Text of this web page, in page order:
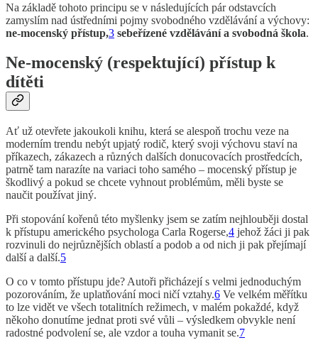
Na základě tohoto principu se v následujících pár odstavcích
zamyslím nad ústředními pojmy svobodného vzdělávání a výchovy:
ne-mocenský přístup,3 sebeřízené vzdělávání a svobodná škola.
Ne-mocenský (respektující) přístup k
dítěti
Ať už otevřete jakoukoli knihu, která se alespoň trochu veze na
moderním trendu nebýt upjatý rodič, který svoji výchovu staví na
příkazech, zákazech a různých dalších donucovacích prostředcích,
patrně tam narazíte na variaci toho samého – mocenský přístup je
škodlivý a pokud se chcete vyhnout problémům, měli byste se
naučit používat jiný.
Při stopování kořenů této myšlenky jsem se zatím nejhlouběji dostal
k přístupu amerického psychologa Carla Rogerse,4 jehož žáci ji pak
rozvinuli do nejrůznějších oblastí a podob a od nich ji pak přejímají
další a další.5
O co v tomto přístupu jde? Autoři přicházejí s velmi jednoduchým
pozorováním, že uplatňování moci ničí vztahy.6 Ve velkém měřítku
to lze vidět ve všech totalitních režimech, v malém pokaždé, když
někoho donutíme jednat proti své vůli – výsledkem obvykle není
radostné podvolení se, ale vzdor a touha vymanit se.7